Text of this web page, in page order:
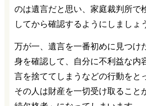
のは遺言だと思い、家庭裁判所で
してから確認するようにしましょ
万が一、遺言を一番初めに見つけ
身を確認して、自分に不利益な内
言を捨ててしまうなどの行動をと
その人は財産を一切受け取ること